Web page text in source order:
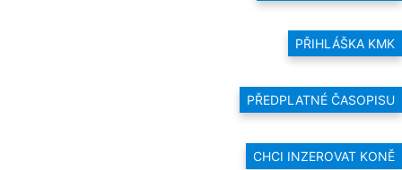
PŘIHLÁŠKA KMK
PŘEDPLATNÉ ČASOPISU
CHCI INZEROVAT KONĚ